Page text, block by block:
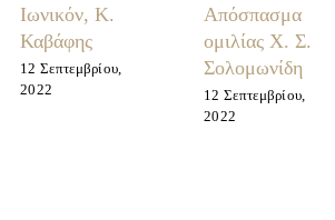
Ιωνικόν, Κ.
Καβάφης
12 Σεπτεμβρίου,
2022
Απόσπασμα
ομιλίας Χ. Σ.
Σολομωνίδη
12 Σεπτεμβρίου,
2022